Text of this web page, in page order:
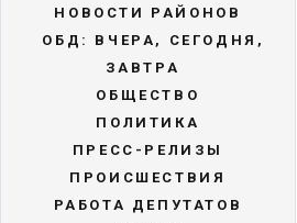
НОВОСТИ РАЙОНОВ
ОБД: ВЧЕРА, СЕГОДНЯ,
ЗАВТРА
ОБЩЕСТВО
ПОЛИТИКА
ПРЕСС-РЕЛИЗЫ
ПРОИСШЕСТВИЯ
РАБОТА ДЕПУТАТОВ